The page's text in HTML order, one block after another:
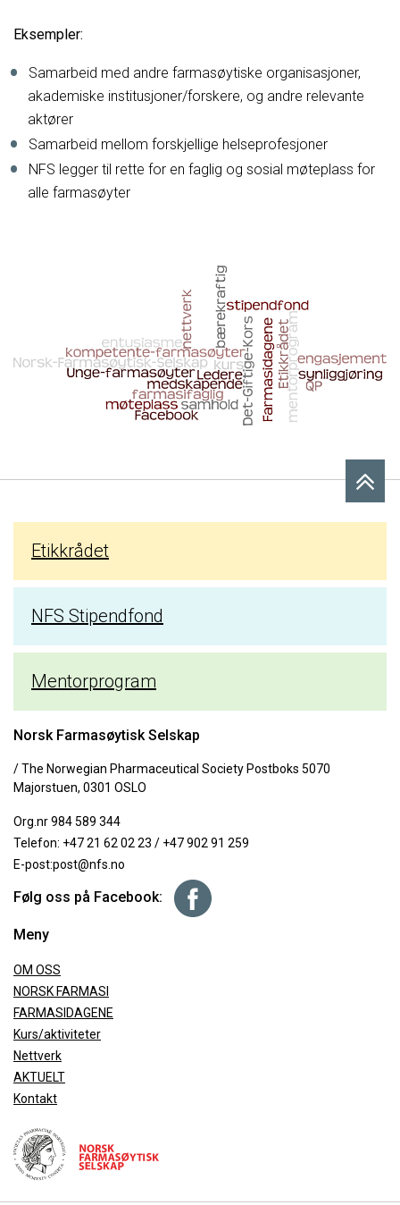
Eksempler:
Samarbeid med andre farmasøytiske organisasjoner,
akademiske institusjoner/forskere, og andre relevante
aktører
Samarbeid mellom forskjellige helseprofesjoner
NFS legger til rette for en faglig og sosial møteplass for
alle farmasøyter
Etikkrådet
NFS Stipendfond
Mentorprogram
Norsk Farmasøytisk Selskap
/ The Norwegian Pharmaceutical Society Postboks 5070
Majorstuen, 0301 OSLO
Org.nr 984 589 344
Telefon: +47 21 62 02 23 / +47 902 91 259
E-post:post@nfs.no
Følg oss på Facebook:
Meny
OM OSS
NORSK FARMASI
FARMASIDAGENE
Kurs/aktiviteter
Nettverk
AKTUELT
Kontakt